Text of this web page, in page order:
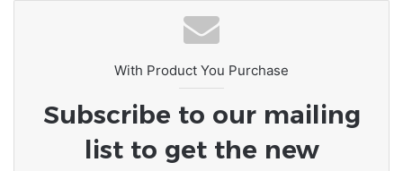
With Product You Purchase
Subscribe to our mailing
list to get the new